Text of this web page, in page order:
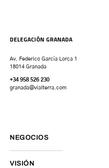
DELEGACIÓN GRANADA
Av. Federico García Lorca 1
18014 Granada
+34 958 526 230
granada@vialterra.com
NEGOCIOS
VISIÓN